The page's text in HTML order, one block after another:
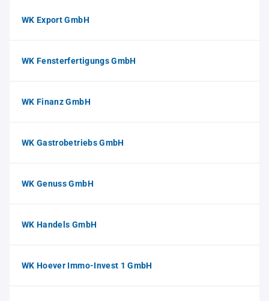
WK Export GmbH
WK Fensterfertigungs GmbH
WK Finanz GmbH
WK Gastrobetriebs GmbH
WK Genuss GmbH
WK Handels GmbH
WK Hoever Immo-Invest 1 GmbH